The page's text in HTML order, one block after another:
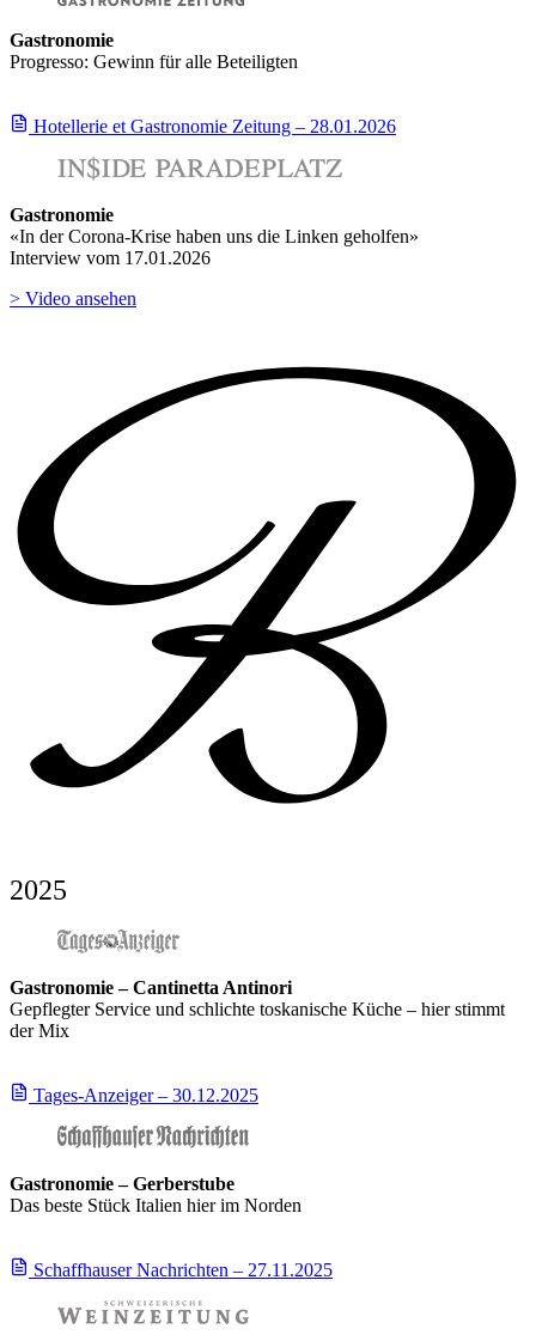
Gastronomie
Progresso: Gewinn für alle Beteiligten
Hotellerie et Gastronomie Zeitung – 28.01.2026
Gastronomie
«In der Corona-Krise haben uns die Linken geholfen»
Interview vom 17.01.2026
> Video ansehen
2025
Gastronomie – Cantinetta Antinori
Gepflegter Service und schlichte toskanische Küche – hier stimmt
der Mix
Tages-Anzeiger – 30.12.2025
Gastronomie – Gerberstube
Das beste Stück Italien hier im Norden
Schaffhauser Nachrichten – 27.11.2025